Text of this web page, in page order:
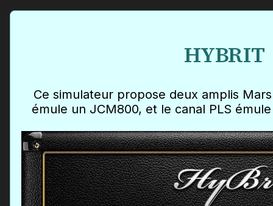
HYBRIT
Ce simulateur propose deux amplis
émule un JCM800, et le canal PLS